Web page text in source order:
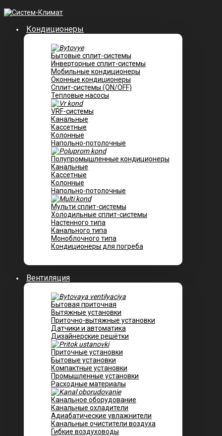
Кондиционеры
Бытовые сплит-системы
Инверторные сплит-системы
Мобильные кондиционеры
Оконные кондиционеры
Сплит-системы (ON/OFF)
Тепловые насосы
VRF-системы
Канальные
Касcетные
Колонные
Напольно-потолочные
Полупромышленные кондиционеры
Канальные
Кассетные
Колонные
Напольно-потолочные
Мульти сплит-системы
Холодильные сплит-системы
Настенного типа
Канального типа
Моноблочного типа
Кондиционеры для погреба
Вентиляция
Бытовая приточная
Вытяжные установки
Приточно-вытяжные установки
Датчики и автоматика
Дизайнерские решётки
Приточные установки
Бытовые установки
Компактные установки
Промышленные установки
Расходные материалы
Канальное оборудование
Канальные охладители
Адиабатические увлажнители
Канальные очистители воздуха
Гибкие воздуховоды